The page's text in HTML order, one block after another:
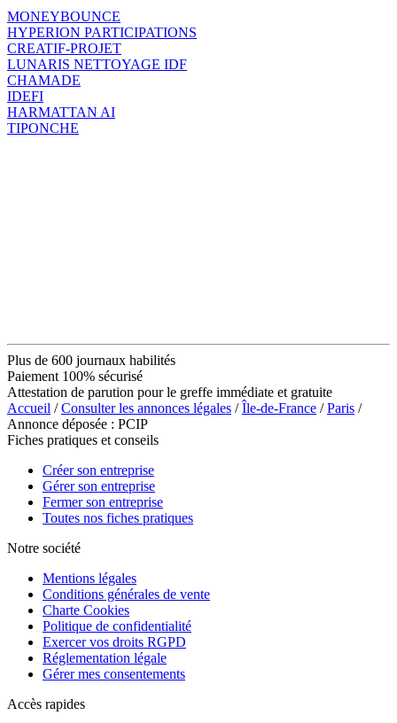
MONEYBOUNCE
HYPERION PARTICIPATIONS
CREATIF-PROJET
LUNARIS NETTOYAGE IDF
CHAMADE
IDEFI
HARMATTAN AI
TIPONCHE
Plus de 600 journaux habilités
Paiement 100% sécurisé
Attestation de parution pour le greffe immédiate et gratuite
Accueil /Consulter les annonces légales /Île-de-France /Paris /
Annonce déposée : PCIP
Fiches pratiques et conseils
Créer son entreprise
Gérer son entreprise
Fermer son entreprise
Toutes nos fiches pratiques
Notre société
Mentions légales
Conditions générales de vente
Charte Cookies
Politique de confidentialité
Exercer vos droits RGPD
Réglementation légale
Gérer mes consentements
Accès rapides